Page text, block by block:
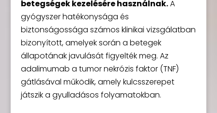
betegségek kezelésére használnak.A
gyógyszer hatékonysága és
biztonságossága számos klinikai vizsgálatban
bizonyított, amelyek során a betegek
állapotának javulását figyelték meg. Az
adalimumab a tumor nekrózis faktor (TNF)
gátlásával működik, amely kulcsszerepet
játszik a gyulladásos folyamatokban.